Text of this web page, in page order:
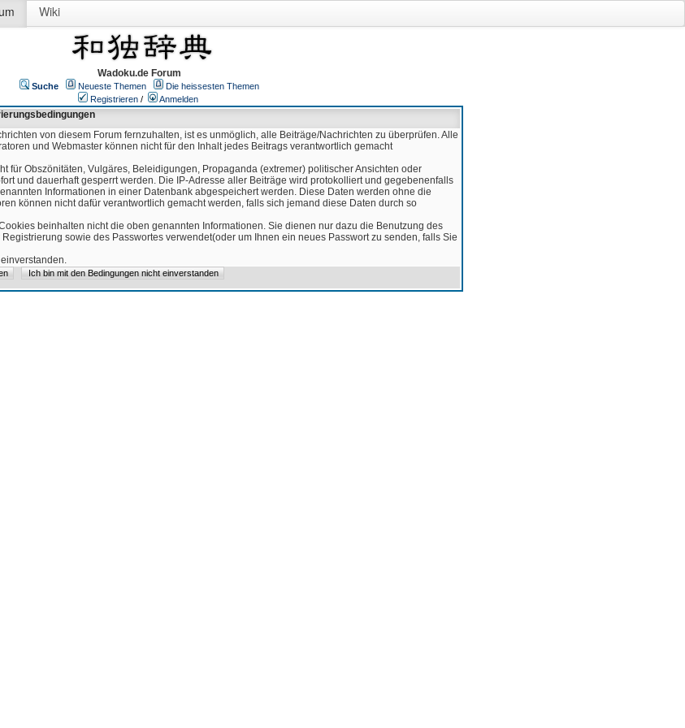
Wiki
Wadoku.de Forum
Suche Neueste Themen
Die heissesten Themen
Registrieren / Anmelden
von diesem Forum fernzuhalten, ist es unmöglich, alle Beiträge/Nachrichten zu überprüfen. Alle
und Webmaster können nicht für den Inhalt jedes Beitrags verantwortlich gemacht
für Obszönitäten, Vulgäres, Beleidigungen, Propaganda (extremer) politischer Ansichten oder
und dauerhaft gesperrt werden. Die IP-Adresse aller Beiträge wird protokolliert und gegebenenfalls
Informationen in einer Datenbank abgespeichert werden. Diese Daten werden ohne die
können nicht dafür verantwortlich gemacht werden, falls sich jemand diese Daten durch so
beinhalten nicht die oben genannten Informationen. Sie dienen nur dazu die Benutzung des
sowie des Passwortes verwendet(oder um Ihnen ein neues Passwort zu senden, falls Sie